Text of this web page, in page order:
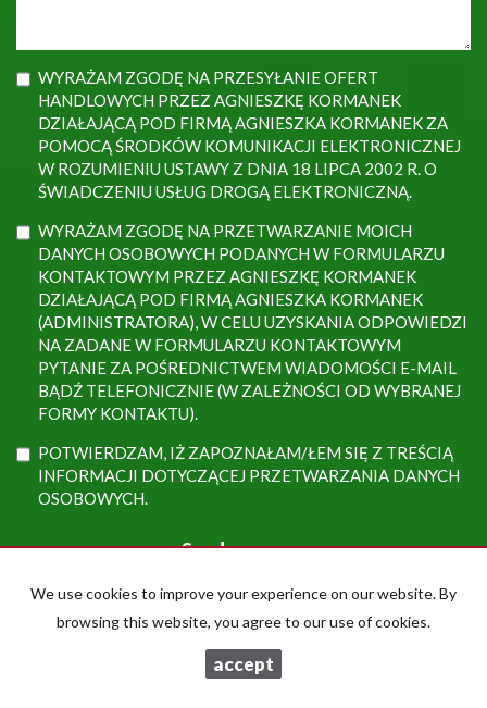
WYRAŻAM ZGODĘ NA PRZESYŁANIE OFERT
HANDLOWYCH PRZEZ AGNIESZKĘ KORMANEK
DZIAŁAJĄCĄ POD FIRMĄ AGNIESZKA KORMANEK ZA
POMOCĄ ŚRODKÓW KOMUNIKACJI ELEKTRONICZNEJ
W ROZUMIENIU USTAWY Z DNIA 18 LIPCA 2002 R. O
ŚWIADCZENIU USŁUG DROGĄ ELEKTRONICZNĄ.
WYRAŻAM ZGODĘ NA PRZETWARZANIE MOICH
DANYCH OSOBOWYCH PODANYCH W FORMULARZU
KONTAKTOWYM PRZEZ AGNIESZKĘ KORMANEK
DZIAŁAJĄCĄ POD FIRMĄ AGNIESZKA KORMANEK
(ADMINISTRATORA), W CELU UZYSKANIA ODPOWIEDZI
NA ZADANE W FORMULARZU KONTAKTOWYM
PYTANIE ZA POŚREDNICTWEM WIADOMOŚCI E-MAIL
BĄDŹ TELEFONICZNIE (W ZALEŻNOŚCI OD WYBRANEJ
FORMY KONTAKTU).
POTWIERDZAM, IŻ ZAPOZNAŁAM/ŁEM SIĘ Z TREŚCIĄ
INFORMACJI DOTYCZĄCEJ PRZETWARZANIA DANYCH
OSOBOWYCH.
We use cookies to improve your experience on our website. By
browsing this website, you agree to our use of cookies.
accept